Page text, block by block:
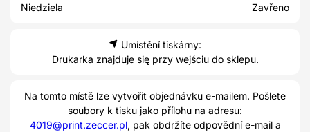
Niedziela
Zavřeno
Umístění tiskárny:
Drukarka znajduje się przy wejściu do sklepu.
Na tomto místě lze vytvořit objednávku e-mailem. Pošlete
soubory k tisku jako přílohu na adresu:
4019@print.zeccer.pl, pak obdržíte odpovědní e-mail a